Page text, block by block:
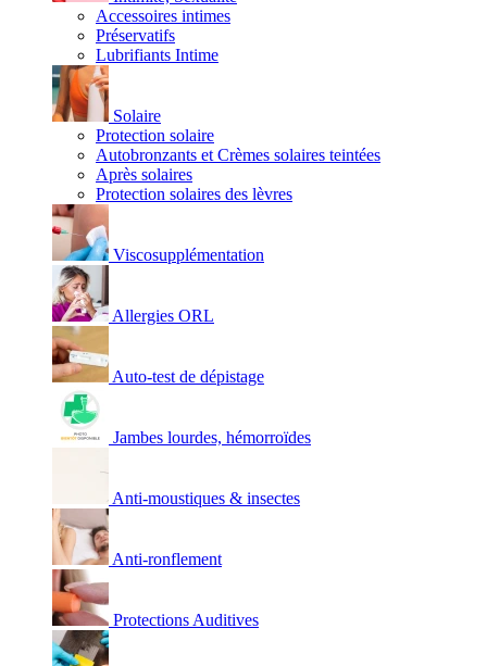
Accessoires intimes
Préservatifs
Lubrifiants Intime
Solaire
Protection solaire
Autobronzants et Crèmes solaires teintées
Après solaires
Protection solaires des lèvres
Viscosupplémentation
Allergies ORL
Auto-test de dépistage
Jambes lourdes, hémorroïdes
Anti-moustiques & insectes
Anti-ronflement
Protections Auditives